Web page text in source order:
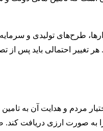
طرح‌های تولیدی و سرمایه
احتمالی باید پس از
مردم و هدایت آن به
به صورت ارزی دریافت